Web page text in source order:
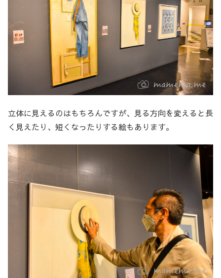
立体に見えるのはもちろんですが、見る方向を変えると長
く見えたり、短くなったりする絵もあります。